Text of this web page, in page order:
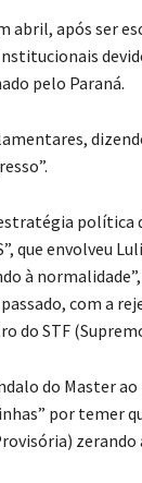
abril, após ser
pelo Paraná.
política
que envolveu
à
com a
do STF
do Master
por temer